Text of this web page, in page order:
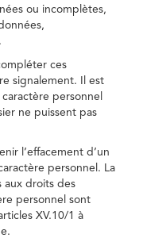
ou incomplètes,
ces
signalement. Il est
personnel
ne puissent pas
l’effacement d’un
personnel. La
aux droits des
personnel sont
XV.10/1 à